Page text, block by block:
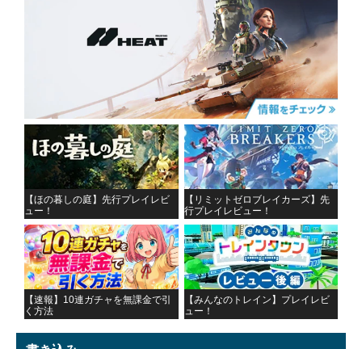
【ほの暮しの庭】先行プレイレビ
ュー！
【リミットゼロブレイカーズ】先
行プレイレビュー！
【速報】10連ガチャを無課金で引
く方法
【みんなのトレイン】プレイレビ
ュー！